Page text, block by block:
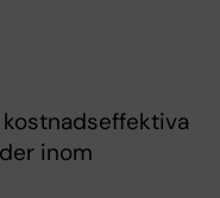
inom